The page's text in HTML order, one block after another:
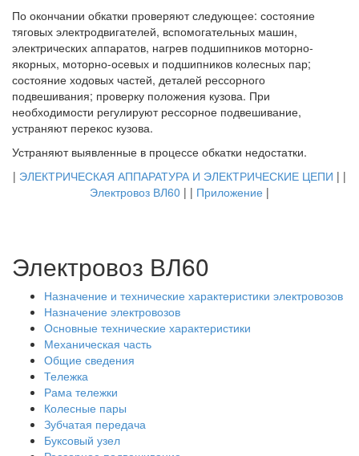
По окончании обкатки проверяют следующее: состояние
тяговых электродвигателей, вспомогательных машин,
электрических аппаратов, нагрев подшипников моторно-
якорных, моторно-осевых и подшипников колесных пар;
состояние ходовых частей, деталей рессорного
подвешивания; проверку положения кузова. При
необходимости регулируют рессорное подвешивание,
устраняют перекос кузова.
Устраняют выявленные в процессе обкатки недостатки.
| ЭЛЕКТРИЧЕСКАЯ АППАРАТУРА И ЭЛЕКТРИЧЕСКИЕ ЦЕПИ | |
Электровоз ВЛ60 | | Приложение |
Электровоз ВЛ60
Назначение и технические характеристики электровозов
Назначение электровозов
Основные технические характеристики
Механическая часть
Общие сведения
Тележка
Рама тележки
Колесные пары
Зубчатая передача
Буксовый узел